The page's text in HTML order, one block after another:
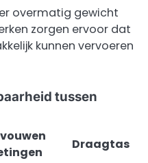
overmatig gewicht
zorgen ervoor dat
kunnen vervoeren
tussen
Draagtas